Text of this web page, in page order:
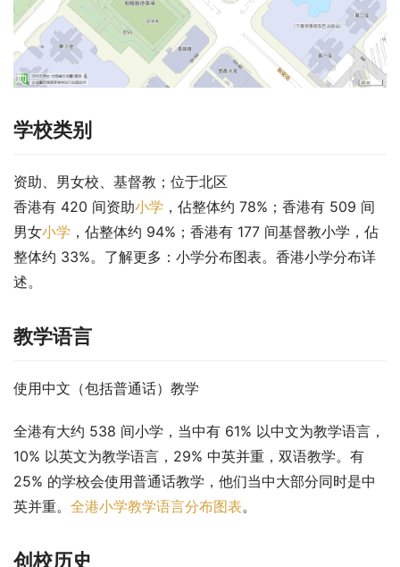
学校类别
资助、男女校、基督教；位于北区
香港有 420 间资助小学 ，佔整体约 78%；香港有 509 间
男女小学 ，佔整体约 94%；香港有 177 间基督教小学，佔
整体约 33%。了解更多：小学分布图表。香港小学分布详
述。
教学语言
使用中文（包括普通话）教学
全港有大约 538 间小学，当中有 61% 以中文为教学语言，
10% 以英文为教学语言，29% 中英并重，双语教学。有
25% 的学校会使用普通话教学，他们当中大部分同时是中
英并重。 全港小学教学语言分布图表。
创校历史